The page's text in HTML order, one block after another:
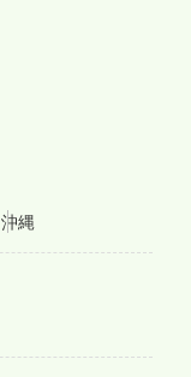
沖縄